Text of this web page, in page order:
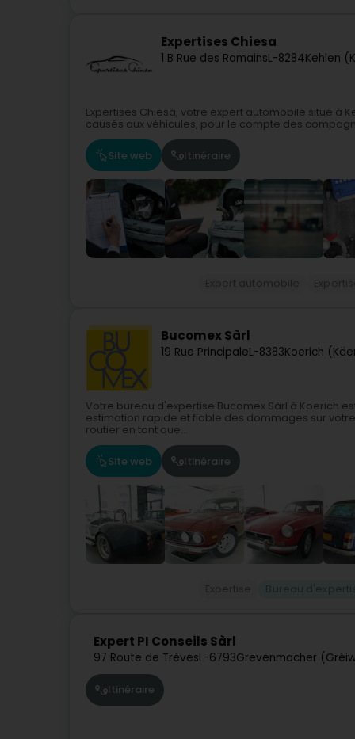
Expertises Chiesa
1 B Rue des RomainsL-8284Kehlen
Expertises Chiesa, votre expert automobile situé à
causés aux véhicules, pour le compte des
Site web Itinéraire
Bucomex Sàrl
19 Rue PrincipaleL-8383Koerich
Votre bureau d'expertise Bucomex Sàrl à Koerich
estimation rapide et fiable des dommages sur
routier en tant que...
Site web Itinéraire
Expert PI Conseils Sàrl
97 Route de TrèvesL-6793Grevenmacher
Itinéraire